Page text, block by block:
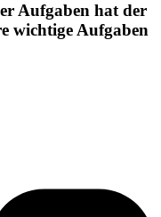
Aufgaben hat der
wichtige Aufgaben